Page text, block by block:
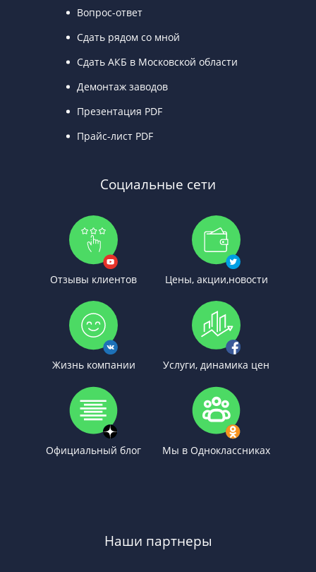
Вопрос-ответ
Сдать рядом со мной
Сдать АКБ в Московской области
Демонтаж заводов
Презентация PDF
Прайс-лист PDF
Социальные сети
Отзывы клиентов Цены, акции,новости
Жизнь компании Услуги, динамика цен
Официальный блог Мы в Одноклассниках
Наши партнеры